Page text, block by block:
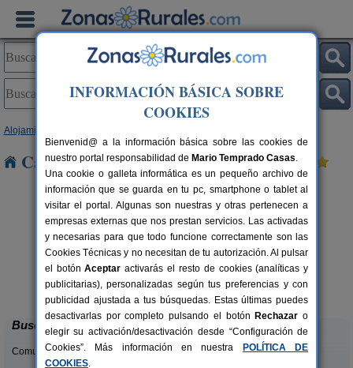
Alojamientos
Casas Rurales cerca de Llerona
10-19+5 pers.
desde33 €
Cal Ponç de Belians
Vallcebre (Barcelona)
Buscar
Comunidades:
INFORMACIÓN BÁSICA SOBRE
COOKIES
Bienvenid@ a la información básica sobre las cookies de
nuestro portal responsabilidad de Mario Temprado Casas.
Una cookie o galleta informática es un pequeño archivo de
información que se guarda en tu pc, smartphone o tablet al
visitar el portal. Algunas son nuestras y otras pertenecen a
empresas externas que nos prestan servicios. Las activadas
y necesarias para que todo funcione correctamente son las
Cookies Técnicas y no necesitan de tu autorización. Al pulsar
el botónAceptar activarás el resto de cookies (analíticas y
publicitarias), personalizadas según tus preferencias y con
publicidad ajustada a tus búsquedas. Estas últimas puedes
desactivarlas por completo pulsando el botón Rechazar o
elegir su activación/desactivación desde “Configuración de
Cookies”. Más información en nuestra
POLÍTICA DE
COOKIES.